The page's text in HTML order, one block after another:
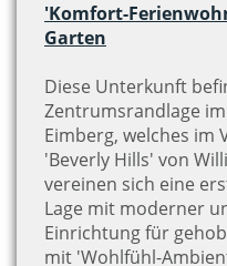
'Komfort-
Garten
Diese Unterkunft
Zentrumsrandlage
Eimberg, welches im
'Beverly Hills' von
vereinen sich eine
Lage mit moderner
Einrichtung für
mit 'Wohlfühl-